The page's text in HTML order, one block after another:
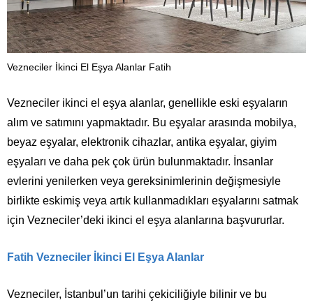
Vezneciler İkinci El Eşya Alanlar Fatih
Vezneciler ikinci el eşya alanlar, genellikle eski eşyaların
alım ve satımını yapmaktadır. Bu eşyalar arasında mobilya,
beyaz eşyalar, elektronik cihazlar, antika eşyalar, giyim
eşyaları ve daha pek çok ürün bulunmaktadır. İnsanlar
evlerini yenilerken veya gereksinimlerinin değişmesiyle
birlikte eskimiş veya artık kullanmadıkları eşyalarını satmak
için Vezneciler’deki ikinci el eşya alanlarına başvururlar.
Fatih Vezneciler İkinci El Eşya Alanlar
Vezneciler, İstanbul’un tarihi çekiciliğiyle bilinir ve bu